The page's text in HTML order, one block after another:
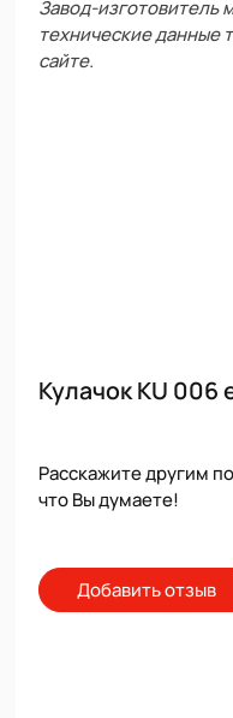
Завод-изготовитель
технические данные
сайте.
Кулачок KU
Расскажите другим
что Вы думаете!
Добавить отзыв